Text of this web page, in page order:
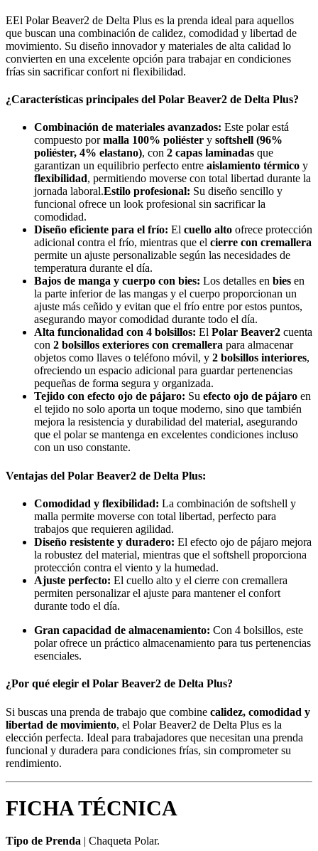
EEl Polar Beaver2 de Delta Plus es la prenda ideal para aquellos
que buscan una combinación de calidez, comodidad y libertad de
movimiento. Su diseño innovador y materiales de alta calidad lo
convierten en una excelente opción para trabajar en condiciones
frías sin sacrificar confort ni flexibilidad.
¿Características principales del Polar Beaver2 de Delta Plus?
Combinación de materiales avanzados: Este polar está
compuesto pormalla 100% poliéster y softshell (96%
poliéster, 4% elastano), con 2 capas laminadas que
garantizan un equilibrio perfecto entre aislamiento térmico y
flexibilidad, permitiendo moverse con total libertad durante la
jornada laboral.Estilo profesional: Su diseño sencillo y
funcional ofrece un look profesional sin sacrificar la
comodidad.
Diseño eficiente para el frío: El cuello alto ofrece protección
adicional contra el frío, mientras que el cierre con cremallera
permite un ajuste personalizable según las necesidades de
temperatura durante el día.
Bajos de manga y cuerpo con bies: Los detalles en bies en
la parte inferior de las mangas y el cuerpo proporcionan un
ajuste más ceñido y evitan que el frío entre por estos puntos,
asegurando mayor comodidad durante todo el día.
Alta funcionalidad con 4 bolsillos: El Polar Beaver2 cuenta
con 2 bolsillos exteriores con cremallera para almacenar
objetos como llaves o teléfono móvil, y 2 bolsillos interiores,
ofreciendo un espacio adicional para guardar pertenencias
pequeñas de forma segura y organizada.
Tejido con efecto ojo de pájaro: Su efecto ojo de pájaro en
el tejido no solo aporta un toque moderno, sino que también
mejora la resistencia y durabilidad del material, asegurando
que el polar se mantenga en excelentes condiciones incluso
con un uso constante.
Ventajas del Polar Beaver2 de Delta Plus:
Comodidad y flexibilidad: La combinación de softshell y
malla permite moverse con total libertad, perfecto para
trabajos que requieren agilidad.
Diseño resistente y duradero: El efecto ojo de pájaro mejora
la robustez del material, mientras que el softshell proporciona
protección contra el viento y la humedad.
Ajuste perfecto: El cuello alto y el cierre con cremallera
permiten personalizar el ajuste para mantener el confort
durante todo el día.
Gran capacidad de almacenamiento: Con 4 bolsillos, este
polar ofrece un práctico almacenamiento para tus pertenencias
esenciales.
¿Por qué elegir el Polar Beaver2 de Delta Plus?
Si buscas una prenda de trabajo que combine calidez, comodidad y
libertad de movimiento, el Polar Beaver2 de Delta Plus es la
elección perfecta. Ideal para trabajadores que necesitan una prenda
funcional y duradera para condiciones frías, sin comprometer su
rendimiento.
FICHA TÉCNICA
Tipo de Prenda | Chaqueta Polar.